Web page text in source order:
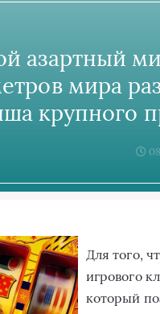
азартный
мира
крупного
Для того,
игрового
который